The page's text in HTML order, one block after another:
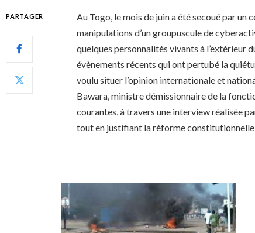
PARTAGER
Au Togo, le mois de juin a été secoué par un
manipulations d’un groupuscule de
quelques personnalités vivants à l’extérieur
évènements récents qui ont pertubé la
voulu situer l’opinion internationale et
Bawara, ministre démissionnaire de la
courantes, à travers une interview réalisée
tout en justifiant la réforme